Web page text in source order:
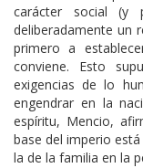
carácter social (y
deliberadamente un
primero a
conviene. Esto
exigencias de lo
engendrar en la
espíritu, Mencio,
base del imperio
la de la familia en la